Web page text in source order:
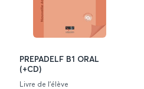
PREPADELF B1 ORAL
(+CD)
Livre de l'élève